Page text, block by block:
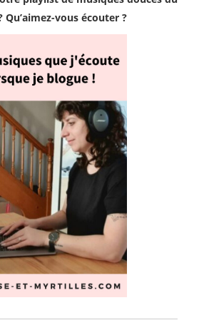
Qu’aimez-vous écouter ?